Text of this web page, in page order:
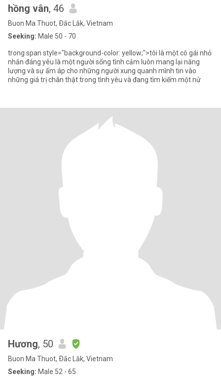
hồng vân, 46
Buon Ma Thuot, Ðắc Lắk, Vietnam
Seeking: Male 50 - 70
trong span style="background-color: yellow;">tôi là một cô gái nhỏ
nhắn đáng yêu là một người sống tình cảm luôn mang lại năng
lượng và sự ấm áp cho những người xung quanh mình tin vào
những giá trị chân thật trong tình yêu và đang tìm kiếm một nử
Hương, 50
Buon Ma Thuot, Ðắc Lắk, Vietnam
Seeking: Male 52 - 65